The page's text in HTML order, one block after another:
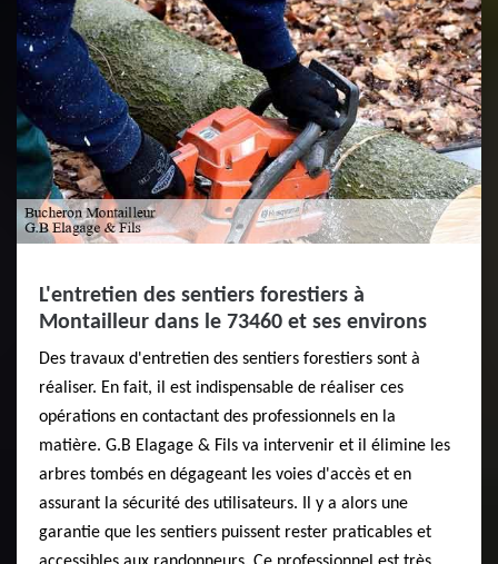
L'entretien des sentiers forestiers à
Montailleur dans le 73460 et ses environs
Des travaux d'entretien des sentiers forestiers sont à
réaliser. En fait, il est indispensable de réaliser ces
opérations en contactant des professionnels en la
matière. G.B Elagage & Fils va intervenir et il élimine les
arbres tombés en dégageant les voies d'accès et en
assurant la sécurité des utilisateurs. Il y a alors une
garantie que les sentiers puissent rester praticables et